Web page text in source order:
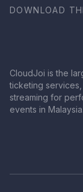
DOWNLOAD
CloudJoi is the
ticketing
streaming for
events in Malaysia.